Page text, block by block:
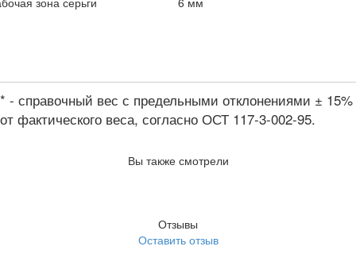
* - справочный вес с предельными отклонениями ± 15%
от фактического веса, согласно ОСТ 117-3-002-95.
Вы также смотрели
Отзывы
Оставить отзыв